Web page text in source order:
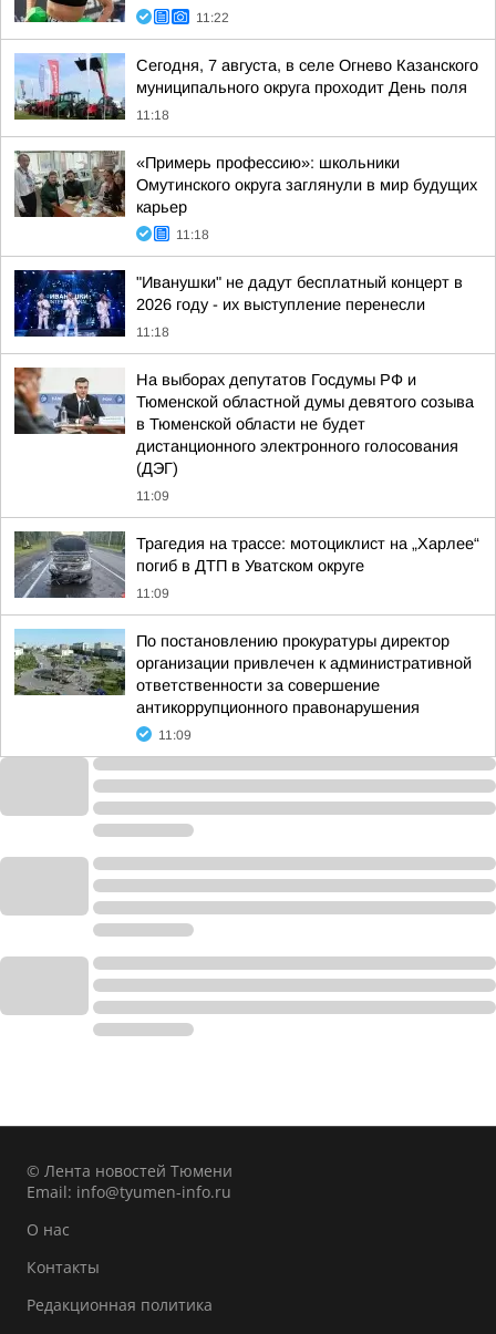
11:22
Сегодня, 7 августа, в селе Огнево Казанского
муниципального округа проходит День поля
11:18
«Примерь профессию»: школьники
Омутинского округа заглянули в мир будущих
карьер
11:18
"Иванушки" не дадут бесплатный концерт в
2026 году - их выступление перенесли
11:18
На выборах депутатов Госдумы РФ и
Тюменской областной думы девятого созыва
в Тюменской области не будет
дистанционного электронного голосования
(ДЭГ)
11:09
Трагедия на трассе: мотоциклист на „Харлее“
погиб в ДТП в Уватском округе
11:09
По постановлению прокуратуры директор
организации привлечен к административной
ответственности за совершение
антикоррупционного правонарушения
11:09
© Лента новостей Тюмени
Email: info@tyumen-info.ru
О нас
Контакты
Редакционная политика